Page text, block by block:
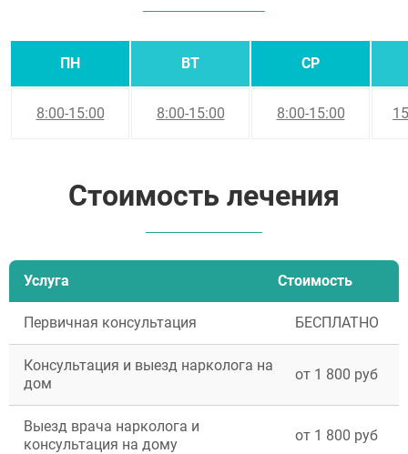
ПН ВТ СР
8:00-15:00 8:00-15:00 8:00-15:00
Стоимость лечения
Услуга Стоимость
Первичная консультация БЕСПЛАТНО
Консультация и выезд нарколога на
дом
от 1 800 руб
Выезд врача нарколога и
консультация на дому
от 1 800 руб